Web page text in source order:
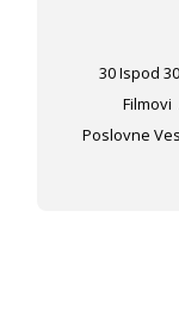
30 Ispod 30
Filmovi
Poslovne